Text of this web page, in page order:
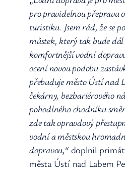
pro pravidelnou přepravu
turistiku. Jsem rád, že se
můstek, který tak bude
komfortnější vodní
ocení novou podobu
přebuduje město Ústí nad
čekárny, bezbariérového
pohodlného chodníku
zde tak opravdový
vodní a městskou
dopravou,“doplnil
města Ústí nad Labem